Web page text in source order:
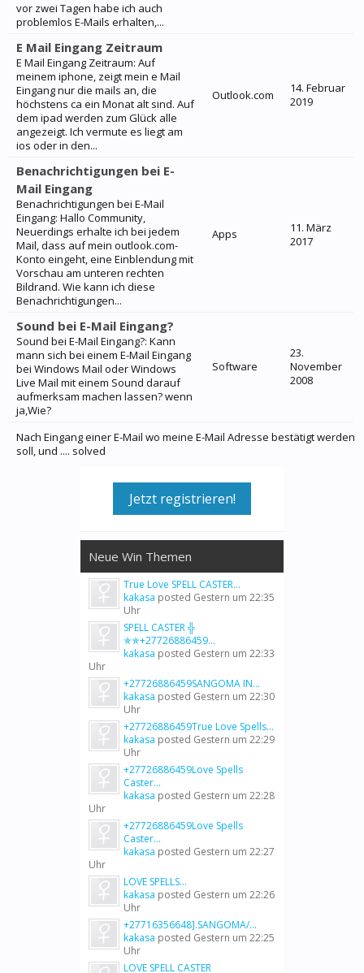
vor zwei Tagen habe ich auch
problemlos E-Mails erhalten,...
E Mail Eingang Zeitraum
E Mail Eingang Zeitraum: Auf
meinem iphone, zeigt mein e Mail
Eingang nur die mails an, die
höchstens ca ein Monat alt sind. Auf
dem ipad werden zum Glück alle
angezeigt. Ich vermute es liegt am
ios oder in den...
Outlook.com
14. Februar
2019
Benachrichtigungen bei E-
Mail Eingang
Benachrichtigungen bei E-Mail
Eingang: Hallo Community,
Neuerdings erhalte ich bei jedem
Mail, dass auf mein outlook.com-
Konto eingeht, eine Einblendung mit
Vorschau am unteren rechten
Bildrand. Wie kann ich diese
Benachrichtigungen...
Apps
11. März
2017
Sound bei E-Mail Eingang?
Sound bei E-Mail Eingang?: Kann
mann sich bei einem E-Mail Eingang
bei Windows Mail oder Windows
Live Mail mit einem Sound darauf
aufmerksam machen lassen? wenn
ja,Wie?
Software
23.
November
2008
Nach Eingang einer E-Mail wo meine E-Mail Adresse bestätigt werden
soll, und .... solved
Jetzt registrieren!
Neue Win Themen
True Love SPELL CASTER...
kakasa posted Gestern um 22:35
Uhr
SPELL CASTER ╬
✯✯+27726886459...
kakasa posted Gestern um 22:33
Uhr
+27726886459SANGOMA IN...
kakasa posted Gestern um 22:30
Uhr
+27726886459True Love Spells...
kakasa posted Gestern um 22:29
Uhr
+27726886459Love Spells
Caster...
kakasa posted Gestern um 22:28
Uhr
+27726886459Love Spells
Caster...
kakasa posted Gestern um 22:27
Uhr
LOVE SPELLS...
kakasa posted Gestern um 22:26
Uhr
+27716356648].SANGOMA/...
kakasa posted Gestern um 22:25
Uhr
LOVE SPELL CASTER